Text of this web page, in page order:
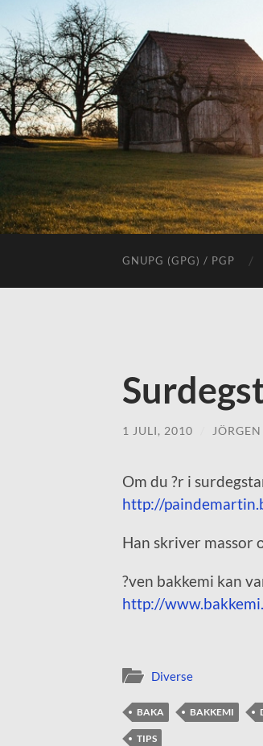
GNUPG (GPG) / PGP
1 JULI, 2010 JÖRGEN
Om du ?r i
http://
Han skriver massor
?ven bakkemi kan
http://
Diverse
BAKA BAKKEMI
TIPS